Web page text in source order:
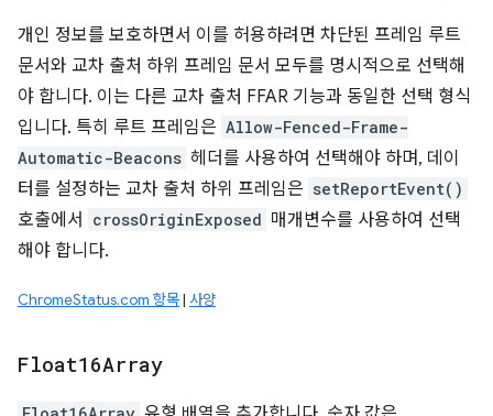
개인 정보를 보호하면서 이를 허용하려면 차단된 프레임 루트
문서와 교차 출처 하위 프레임 문서 모두를 명시적으로 선택해
야 합니다. 이는 다른 교차 출처 FFAR 기능과 동일한 선택 형식
입니다. 특히 루트 프레임은 Allow-Fenced-Frame-
Automatic-Beacons 헤더를 사용하여 선택해야 하며, 데이
터를 설정하는 교차 출처 하위 프레임은 setReportEvent()
호출에서 crossOriginExposed 매개변수를 사용하여 선택
해야 합니다.
ChromeStatus.com 항목| 사양
Float16Array